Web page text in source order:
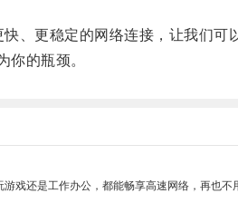
更稳定的网络连接，让我们可
的瓶颈。
戏还是工作办公，都能畅享高速网络，再也不